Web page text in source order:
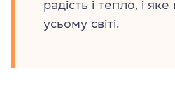
радість і тепло, і
усьому світі.